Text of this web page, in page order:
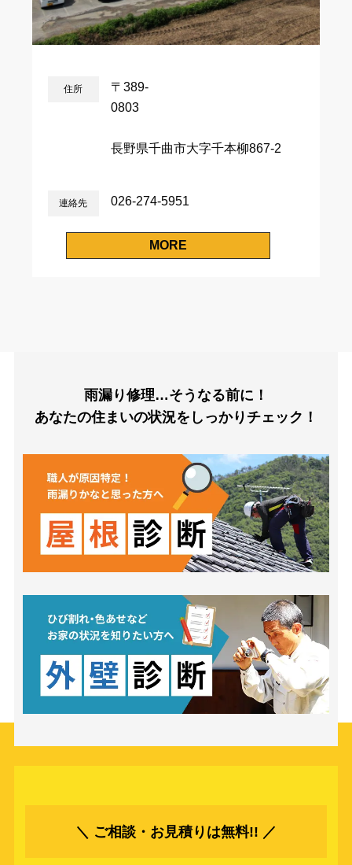
住所
〒389-
長野県千曲市大字千本柳867-2
連絡先 026-274-5951
MORE
雨漏り修理…そうなる前に！
あなたの住まいの状況をしっかりチェック！
＼ ご相談・お見積りは無料!! ／